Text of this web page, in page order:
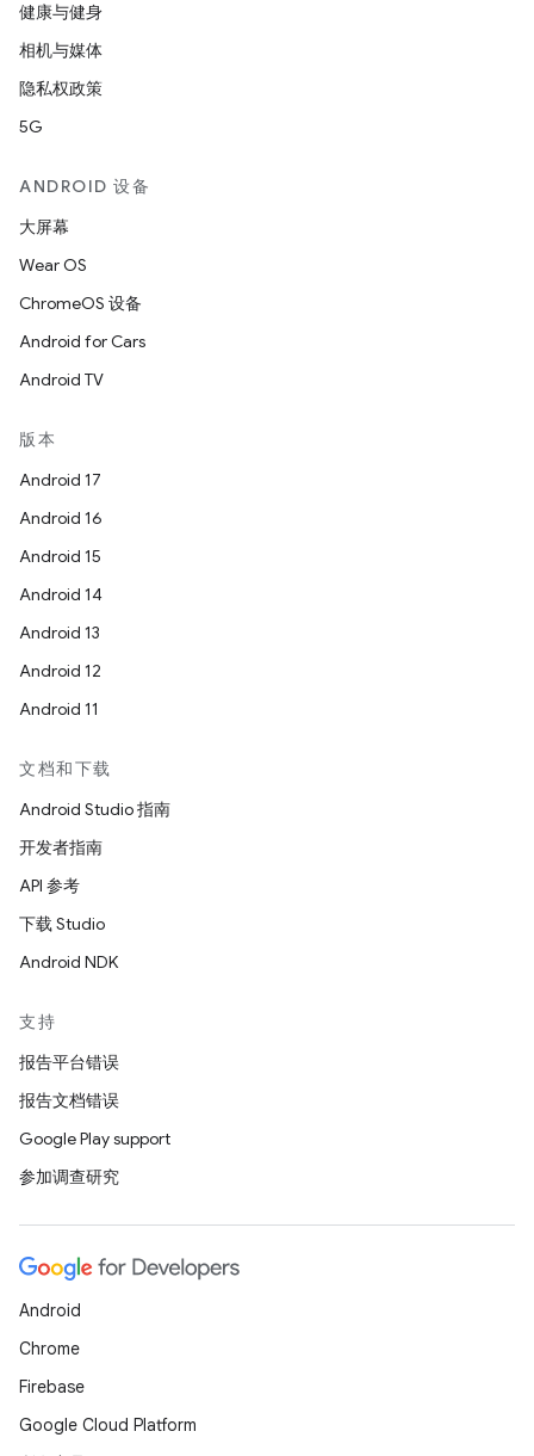
健康与健身
相机与媒体
隐私权政策
5G
ANDROID 设备
大屏幕
Wear OS
ChromeOS 设备
Android for Cars
Android TV
版本
Android 17
Android 16
Android 15
Android 14
Android 13
Android 12
Android 11
文档和下载
Android Studio 指南
开发者指南
API 参考
下载 Studio
Android NDK
支持
报告平台错误
报告文档错误
Google Play support
参加调查研究
Android
Chrome
Firebase
Google Cloud Platform